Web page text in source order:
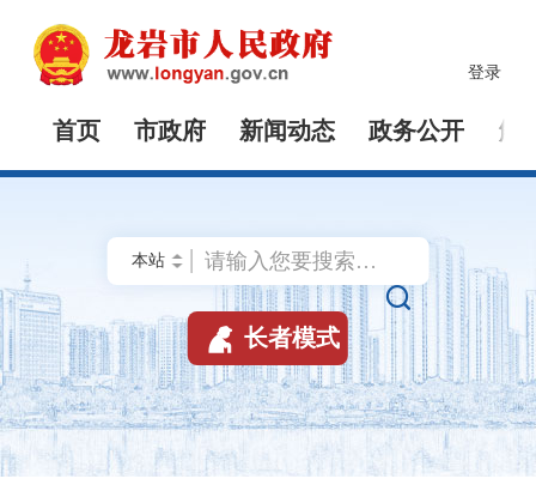
登录
首页 市政府 新闻动态 政务公开 解

 长者模式